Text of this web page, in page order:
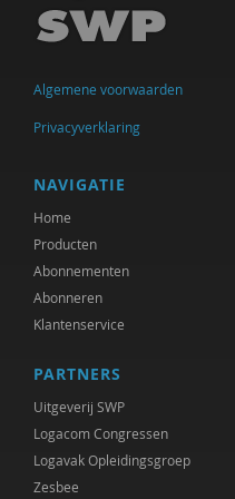
Mariëlle Cuijpers
Annelieke Damen
Norbert de Kooter
Peter de Lange
Michiel de Ronde
Marcel de Rooij
Joep Dohmen
Olaf Galisch
Bert Gasenbeek
Anne Goossensen
Algemene voorwaarden
Privacyverklaring
NAVIGATIE
Home
Producten
Abonnementen
Abonneren
Klantenservice
PARTNERS
Uitgeverij SWP
Logacom Congressen
Logavak Opleidingsgroep
Zesbee